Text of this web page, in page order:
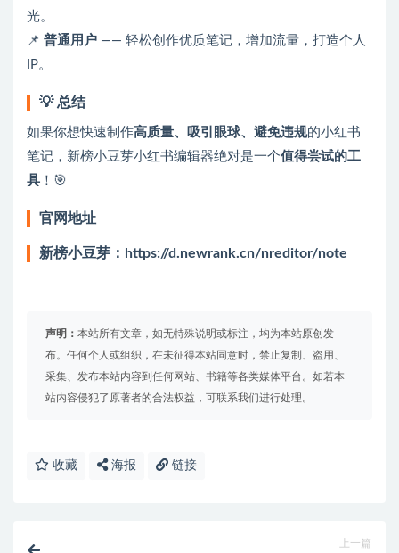
光。
📌 普通用户 —— 轻松创作优质笔记，增加流量，打造个人
IP。
💡 总结
如果你想快速制作高质量、吸引眼球、避免违规的小红书
笔记，新榜小豆芽小红书编辑器绝对是一个值得尝试的工
具 ！🎯
官网地址
新榜小豆芽：https://d.newrank.cn/nreditor/note
声明： 本站所有文章，如无特殊说明或标注，均为本站原创发
布。任何个人或组织，在未征得本站同意时，禁止复制、盗用、
采集、发布本站内容到任何网站、书籍等各类媒体平台。如若本
站内容侵犯了原著者的合法权益，可联系我们进行处理。
收藏 海报 链接
上一篇